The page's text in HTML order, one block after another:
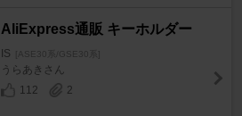
AliExpress通販 キーホルダー
IS [ASE30系/GSE30系]
うらあきさん
112
2